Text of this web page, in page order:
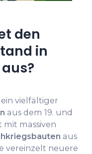
den
in
vielfältiger
aus dem 19. und
massiven
aus
vereinzelt neuere